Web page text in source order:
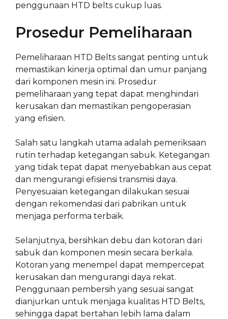
penggunaan HTD belts cukup luas.
Prosedur Pemeliharaan
Pemeliharaan HTD Belts sangat penting untuk
memastikan kinerja optimal dan umur panjang
dari komponen mesin ini. Prosedur
pemeliharaan yang tepat dapat menghindari
kerusakan dan memastikan pengoperasian
yang efisien.
Salah satu langkah utama adalah pemeriksaan
rutin terhadap ketegangan sabuk. Ketegangan
yang tidak tepat dapat menyebabkan aus cepat
dan mengurangi efisiensi transmisi daya.
Penyesuaian ketegangan dilakukan sesuai
dengan rekomendasi dari pabrikan untuk
menjaga performa terbaik.
Selanjutnya, bersihkan debu dan kotoran dari
sabuk dan komponen mesin secara berkala.
Kotoran yang menempel dapat mempercepat
kerusakan dan mengurangi daya rekat.
Penggunaan pembersih yang sesuai sangat
dianjurkan untuk menjaga kualitas HTD Belts,
sehingga dapat bertahan lebih lama dalam